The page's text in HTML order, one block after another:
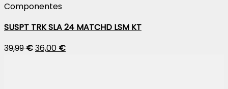
Componentes
SUSPT TRK SLA 24 MATCHD LSM KT
39,99€36,00 €